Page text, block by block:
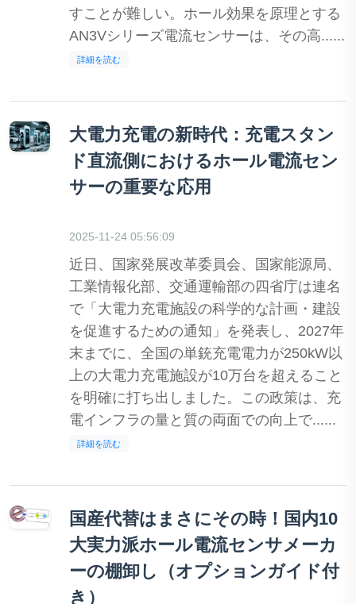
すことが難しい。ホール効果を原理とする
AN3Vシリーズ電流センサーは、その高......
詳細を読む
大電力充電の新時代：充電スタン
ド直流側におけるホール電流セン
サーの重要な応用
2025-11-24 05:56:09
近日、国家発展改革委員会、国家能源局、
工業情報化部、交通運輸部の四省庁は連名
で「大電力充電施設の科学的な計画・建設
を促進するための通知」を発表し、2027年
末までに、全国の単銃充電電力が250kW以
上の大電力充電施設が10万台を超えること
を明確に打ち出しました。この政策は、充
電インフラの量と質の両面での向上で......
詳細を読む
国産代替はまさにその時！国内10
大実力派ホール電流センサメーカ
ーの棚卸し（オプションガイド付
き）